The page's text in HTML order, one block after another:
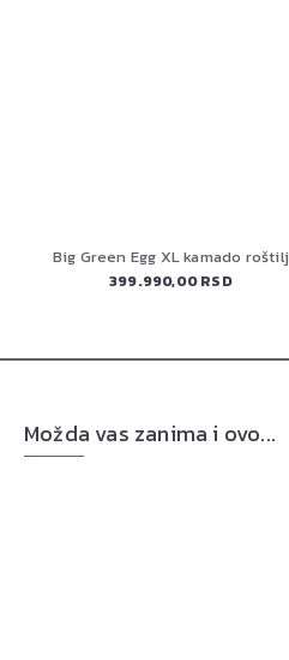
Big Green Egg XL kamado roštilj
399.990,00 RSD
Možda vas zanima i ovo...